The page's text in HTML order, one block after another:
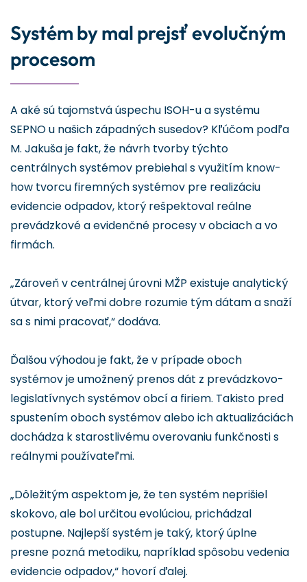
Systém by mal prejsť evolučným
procesom
A aké sú tajomstvá úspechu ISOH-u a systému
SEPNO u našich západných susedov? Kľúčom podľa
M. Jakuša je fakt, že návrh tvorby týchto
centrálnych systémov prebiehal s využitím know-
how tvorcu firemných systémov pre realizáciu
evidencie odpadov, ktorý rešpektoval reálne
prevádzkové a evidenčné procesy v obciach a vo
firmách.
„Zároveň v centrálnej úrovni MŽP existuje analytický
útvar, ktorý veľmi dobre rozumie tým dátam a snaží
sa s nimi pracovať,“ dodáva.
Ďalšou výhodou je fakt, že v prípade oboch
systémov je umožnený prenos dát z prevádzkovo-
legislatívnych systémov obcí a firiem. Takisto pred
spustením oboch systémov alebo ich aktualizáciách
dochádza k starostlivému overovaniu funkčnosti s
reálnymi používateľmi.
„Dôležitým aspektom je, že ten systém neprišiel
skokovo, ale bol určitou evolúciou, prichádzal
postupne. Najlepší systém je taký, ktorý úplne
presne pozná metodiku, napríklad spôsobu vedenia
evidencie odpadov,“ hovorí ďalej.